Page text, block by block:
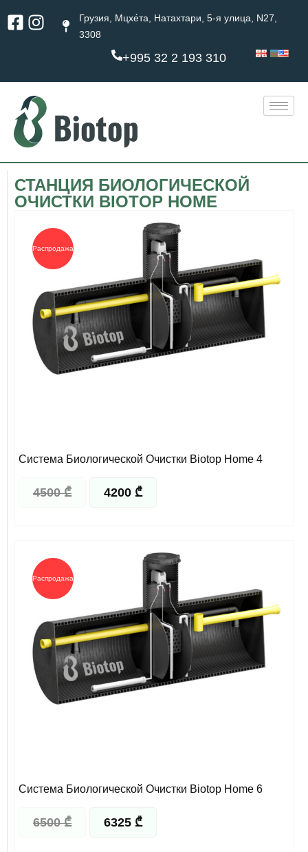
Facebook-
square
InstagramГрузия, Мцхе́та, Натахтари, 5-я улица, N27,
3308
+995 32 2 193 310
СТАНЦИЯ БИОЛОГИЧЕСКОЙ
ОЧИСТКИ BIOTOP HOME
Распродажа!
Система Биологической Очистки Biotop Home 4
4500₾
цена
составляла
4500 ₾.
4200 ₾
цена:
4200 ₾.
Распродажа!
Система Биологической Очистки Biotop Home 6
6500₾
цена
составляла
6500 ₾.
6325 ₾
цена:
6325 ₾.